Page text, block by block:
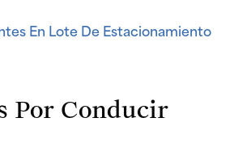
En Lote De Estacionamiento
Por Conducir